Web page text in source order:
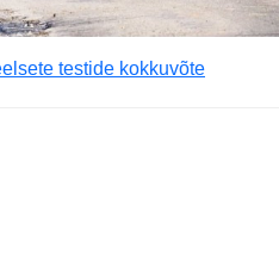
testide kokkuvõte